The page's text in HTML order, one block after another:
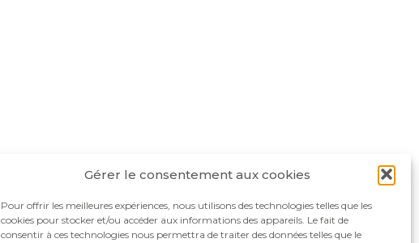
Gérer le consentement aux cookies
Pour offrir les meilleures expériences, nous utilisons des technologies telles que les
cookies pour stocker et/ou accéder aux informations des appareils. Le fait de
consentir à ces technologies nous permettra de traiter des données telles que le